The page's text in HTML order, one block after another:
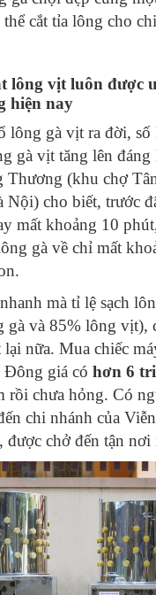
thể cắt tỉa lông cho
lông vịtluôn được
hiện nay
lông gà vịt ra đời, số
gà vịt tăng lên
Thương (khu chợ
Nội) cho biết, trước
mất khoảng 10
gà về chỉ mất
mà tỉ lệ sạch
gà và 85% lông vịt),
nữa. Mua chiếc
Đông giá có hơn 6
rồi chưa hỏng. Có
chi nhánh của
được chở đến tận